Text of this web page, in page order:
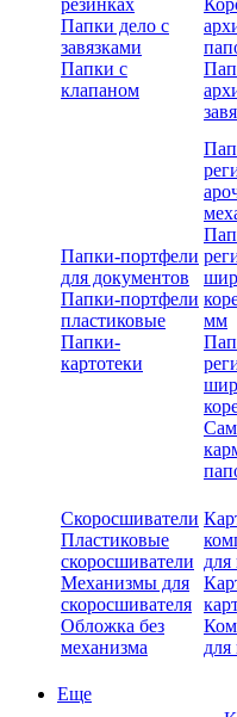
резинках
Папки дело с
завязками
Папки с
клапаном
Папки-портфели
для документов
Папки-портфели
пластиковые
Папки-
картотеки
мм
Скоросшиватели
Пластиковые
скоросшиватели
Механизмы для
скоросшивателя
Обложка без
механизма
для
для
Еще